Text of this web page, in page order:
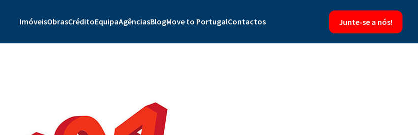
ImóveisObrasCréditoEquipaAgênciasBlogMove to PortugalContactos Junte-se a nós!